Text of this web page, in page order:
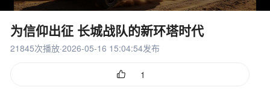
为信仰出征 长城战队的新环塔时代
21845次播放·2026-05-16 15:04:54发布
 1